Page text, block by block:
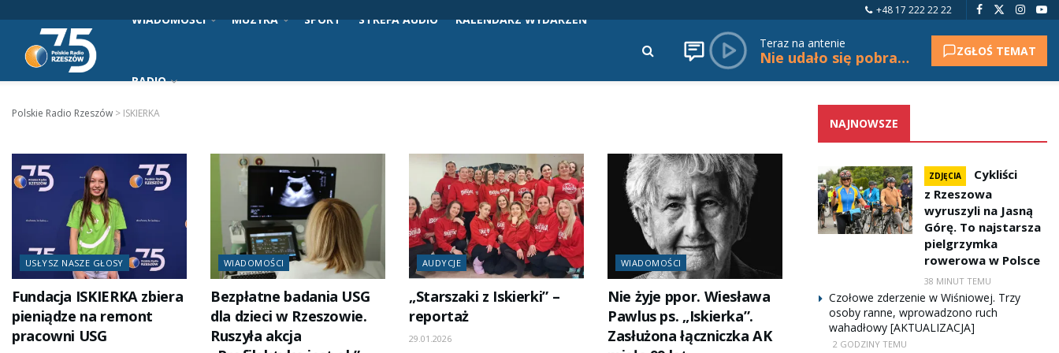
+48 17 222 22 22
WIADOMOŚCI MUZYKA SPORT STREFA AUDIO KALENDARZ WYDARZEŃ
RADIO
Teraz na antenie
Nie udało się pobrać tytułu. ZGŁOŚ TEMAT
Polskie Radio Rzeszów > ISKIERKA
USŁYSZ NASZE GŁOSY
Fundacja ISKIERKA zbiera
pieniądze na remont
pracowni USG
WIADOMOŚCI
Bezpłatne badania USG
dla dzieci w Rzeszowie.
Ruszyła akcja
AUDYCJE
„Starszaki z Iskierki” –
reportaż
29.01.2026
WIADOMOŚCI
Nie żyje ppor. Wiesława
Pawlus ps. „Iskierka”.
Zasłużona łączniczka AK
NAJNOWSZE
ZDJĘCIA
Cykliści
z Rzeszowa
wyruszyli na Jasną
Górę. To najstarsza
pielgrzymka
rowerowa w Polsce
38 MINUT TEMU
Czołowe zderzenie w Wiśniowej. Trzy
osoby ranne, wprowadzono ruch
wahadłowy [AKTUALIZACJA]
2 GODZINY TEMU